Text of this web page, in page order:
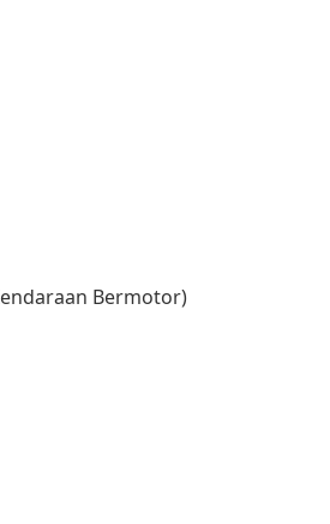
Bermotor)